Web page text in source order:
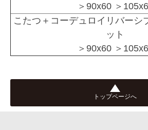
＞90x60 ＞
こたつ＋コーデュロイリバーシ
ット
＞90x60 ＞
トップページへ